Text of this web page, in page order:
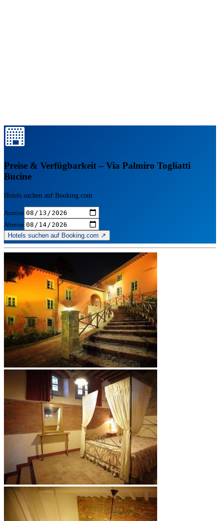
Preise & Verfügbarkeit – Via Palmiro Togliatti
Bucine
Hotels suchen auf Booking.com
Anreise
Abreise
Hotels suchen auf Booking.com ↗